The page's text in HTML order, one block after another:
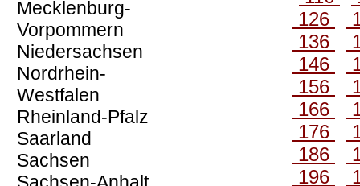
Mecklenburg-
Vorpommern
Niedersachsen
Nordrhein-
Westfalen
Rheinland-Pfalz
Saarland
Sachsen
126
136
146
156
166
176
186
196